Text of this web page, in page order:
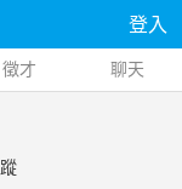
登入
徵才 聊天